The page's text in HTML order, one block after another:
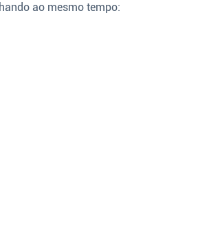
ao mesmo tempo: